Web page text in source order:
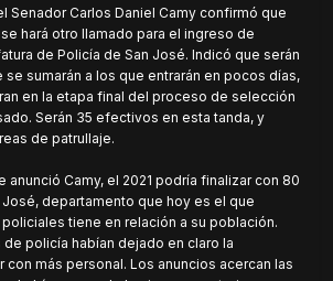
Senador Carlos Daniel Camy confirmó que
hará otro llamado para el ingreso de
de Policía de San José. Indicó que serán
se sumarán a los que entrarán en pocos días,
en la etapa final del proceso de selección
Serán 35 efectivos en esta tanda, y
de patrullaje.
anunció Camy, el 2021 podría finalizar con 80
José, departamento que hoy es el que
tiene en relación a su población.
de policía habían dejado en claro la
más personal. Los anuncios acercan las